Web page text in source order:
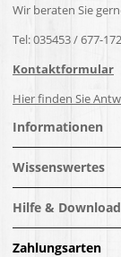
Wir beraten Sie
Tel: 035453 / 677-172
Kontaktformular
Hier finden Sie
Informationen
Wissenswertes
Hilfe &
Zahlungsarten